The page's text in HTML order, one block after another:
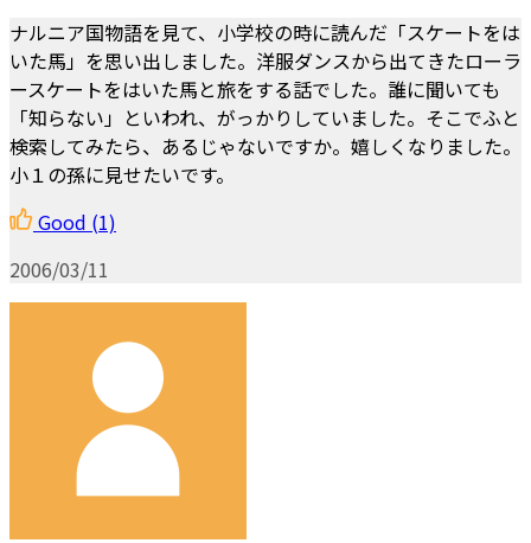
ナルニア国物語を見て、小学校の時に読んだ「スケートをは
いた馬」を思い出しました。洋服ダンスから出てきたローラ
ースケートをはいた馬と旅をする話でした。誰に聞いても
「知らない」といわれ、がっかりしていました。そこでふと
検索してみたら、あるじゃないですか。嬉しくなりました。
小１の孫に見せたいです。
Good (1)
2006/03/11